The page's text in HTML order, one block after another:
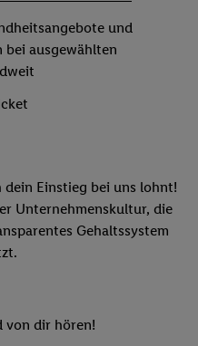
und
bei ausgewählten
dein Einstieg bei uns lohnt!
Unternehmenskultur, die
Gehaltssystem
von dir hören!